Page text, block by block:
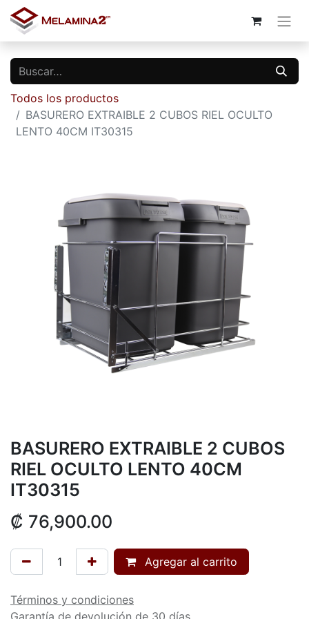
Todos los productos
BASURERO EXTRAIBLE 2 CUBOS RIEL OCULTO
LENTO 40CM IT30315
BASURERO EXTRAIBLE 2 CUBOS
RIEL OCULTO LENTO 40CM
IT30315
₡ 76,900.00
Agregar al carrito
Términos y condiciones
Garantía de devolución de 30 días